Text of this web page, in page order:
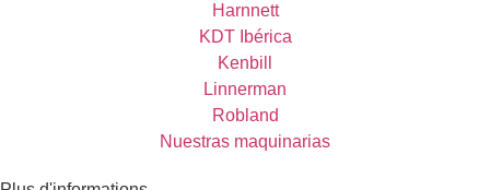
Harnnett
KDT Ibérica
Kenbill
Linnerman
Robland
Nuestras maquinarias